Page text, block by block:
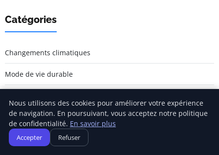
Catégories
Changements climatiques
Mode de vie durable
Responsabilité sociale des entreprises
Écologie et environnement
Nous utilisons des cookies pour améliorer votre expérience
de navigation. En poursuivant, vous acceptez notre politique
de confidentialité. En savoir plus
Accepter Refuser